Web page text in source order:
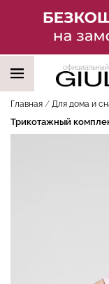
официальный
Главная Для дома и
Трикотажный
НАШИ